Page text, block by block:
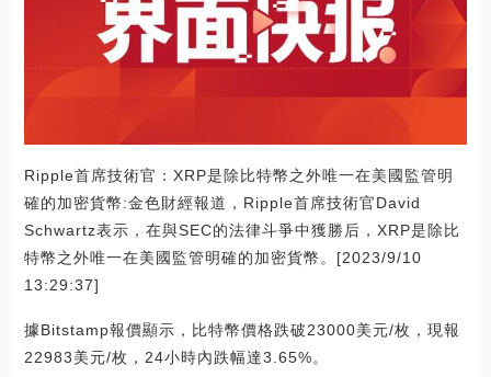
Ripple首席技術官：XRP是除比特幣之外唯一在美國監管明
確的加密貨幣:金色財經報道，Ripple首席技術官David
Schwartz表示，在與SEC的法律斗爭中獲勝后，XRP是除比
特幣之外唯一在美國監管明確的加密貨幣。[2023/9/10
13:29:37]
據Bitstamp報價顯示，比特幣價格跌破23000美元/枚，現報
22983美元/枚，24小時內跌幅達3.65%。